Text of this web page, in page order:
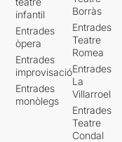
infantil
Entrades
òpera
Entrades
improvisació
Entrades
monòlegs
Borràs
Entrades
Teatre
Romea
Entrades
La
Villarroel
Entrades
Teatre
Condal